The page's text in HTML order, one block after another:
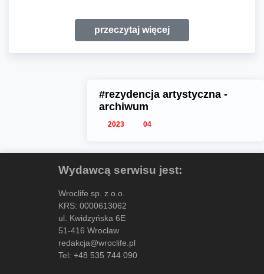
przeczytaj więcej
#rezydencja artystyczna -
archiwum
2023 04
Wydawcą serwisu jest:
Wroclife sp. z o.o.
KRS: 0000613062
ul. Kwidzyńska 6E
51-416 Wrocław
redakcja@wroclife.pl
Tel: +48 535 744 090